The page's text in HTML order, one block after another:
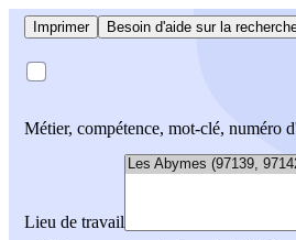
Imprimer Besoin d'aide sur la
Métier, compétence, mot-clé, numéro
Lieu de travail